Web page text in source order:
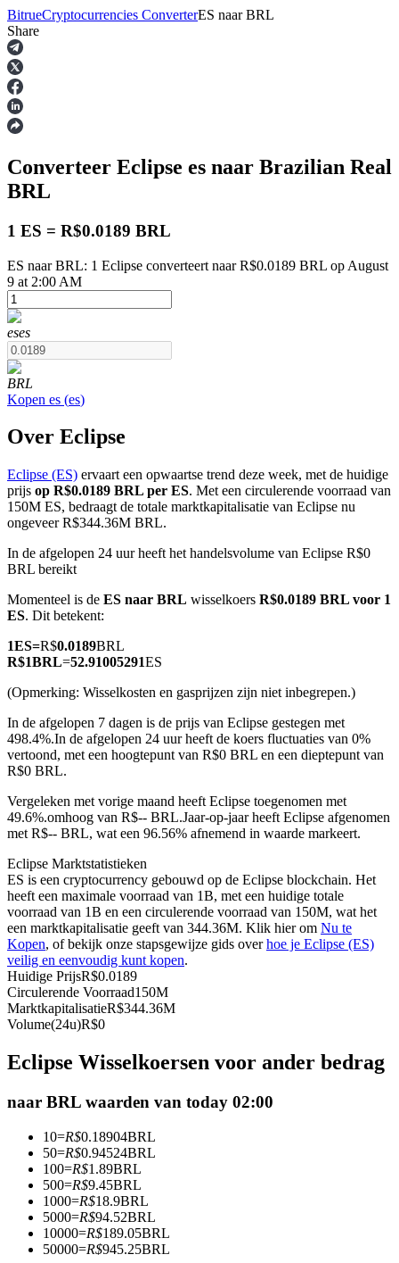
Termijncontracten
USDT-futures
COIN-M-futures
Cryptocurrency-futures
TradFi
Derivaten voor aandelen, forex, edelmetalen en grondstoffen
Futures met USDC als onderpand
Kopiëren Handel
Sluit je aan bij top traders
Word een Copy Trader
Geniet van winstdeling en copy trading commissies
BitrueCryptocurrencies ConverterES naar BRL
Share
Converteer Eclipse es naar Brazilian Real
BRL
1 ES = R$0.0189 BRL
ES naar BRL: 1 Eclipse converteert naar R$0.0189 BRL op August
9 at 2:00 AM
eses
BRL
Kopen es (es)
Over Eclipse
Eclipse (ES) ervaart een opwaartse trend deze week, met de huidige
prijs op R$0.0189 BRL per ES. Met een circulerende voorraad van
150M ES, bedraagt de totale marktkapitalisatie van Eclipse nu
ongeveer R$344.36M BRL.
In de afgelopen 24 uur heeft het handelsvolume van Eclipse R$0
BRL bereikt
Momenteel is de ES naar BRL wisselkoers R$0.0189 BRL voor 1
ES. Dit betekent:
1ES=R$0.0189BRL
R$1BRL=52.91005291ES
(Opmerking: Wisselkosten en gasprijzen zijn niet inbegrepen.)
In de afgelopen 7 dagen is de prijs van Eclipse gestegen met
498.4%.In de afgelopen 24 uur heeft de koers fluctuaties van 0%
vertoond, met een hoogtepunt van R$0 BRL en een dieptepunt van
R$0 BRL.
Vergeleken met vorige maand heeft Eclipse toegenomen met
49.6%.omhoog van R$-- BRL.Jaar-op-jaar heeft Eclipse afgenomen
met R$-- BRL, wat een 96.56% afnemend in waarde markeert.
Eclipse Marktstatistieken
ES is een cryptocurrency gebouwd op de Eclipse blockchain. Het
heeft een maximale voorraad van 1B, met een huidige totale
voorraad van 1B en een circulerende voorraad van 150M, wat het
een marktkapitalisatie geeft van 344.36M. Klik hier om Nu te
Kopen, of bekijk onze stapsgewijze gids overhoe je Eclipse (ES)
veilig en eenvoudig kunt kopen.
Huidige PrijsR$0.0189
Circulerende Voorraad150M
MarktkapitalisatieR$344.36M
Volume(24u)R$0
Eclipse Wisselkoersen voor ander bedrag
naar BRL waarden van today 02:00
10=R$0.18904BRL
50=R$0.94524BRL
100=R$1.89BRL
500=R$9.45BRL
1000=R$18.9BRL
5000=R$94.52BRL
10000=R$189.05BRL
50000=R$945.25BRL